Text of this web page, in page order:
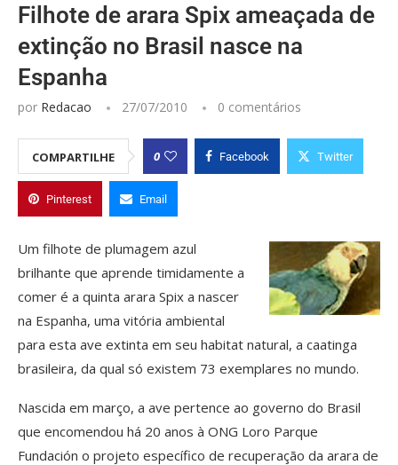
Filhote de arara Spix ameaçada de
extinção no Brasil nasce na
Espanha
por Redacao 27/07/2010 0 comentários
COMPARTILHE 0 Facebook Twitter
Pinterest Email
Um filhote de plumagem azul
brilhante que aprende timidamente a
comer é a quinta arara Spix a nascer
na Espanha, uma vitória ambiental
para esta ave extinta em seu habitat natural, a caatinga
brasileira, da qual só existem 73 exemplares no mundo.
Nascida em março, a ave pertence ao governo do Brasil
que encomendou há 20 anos à ONG Loro Parque
Fundación o projeto específico de recuperação da arara de